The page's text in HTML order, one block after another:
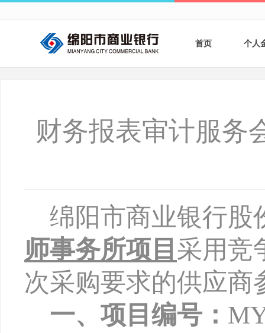
首页 个人
银
财务报表审计服务
绵阳市商业银行股
师事务所项目 采用竞
次采购要求的供应商
一、项目编号：